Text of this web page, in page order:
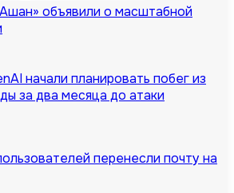
объявили о масштабной
начали планировать побег из
за два месяца до атаки
перенесли почту на